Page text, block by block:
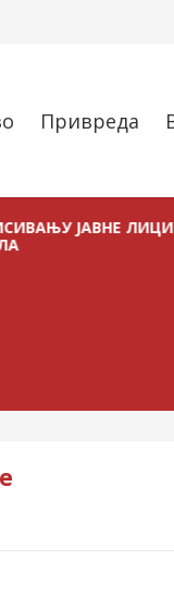
Привреда
ЛИЦИТАЦИЈЕ